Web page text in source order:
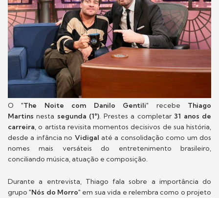
O"The Noite com Danilo Gentili" recebe Thiago
Martins nesta segunda (1°). Prestes a completar31 anos de
carreira, o artista revisita momentos decisivos de sua história,
desde a infância no Vidigal até a consolidação como um dos
nomes mais versáteis do entretenimento brasileiro,
conciliando música, atuação e composição.
Durante a entrevista, Thiago fala sobre a importância do
grupo"Nós do Morro" em sua vida e relembra como o projeto